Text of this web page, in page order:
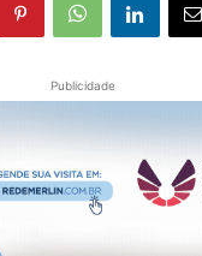
Publicidade